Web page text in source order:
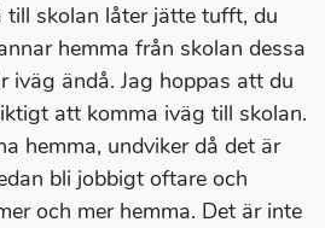
till skolan låter jätte tufft, du
hemma från skolan dessa
iväg ändå. Jag hoppas att du
att komma iväg till skolan.
hemma, undviker då det är
bli jobbigt oftare och
och mer hemma. Det är inte